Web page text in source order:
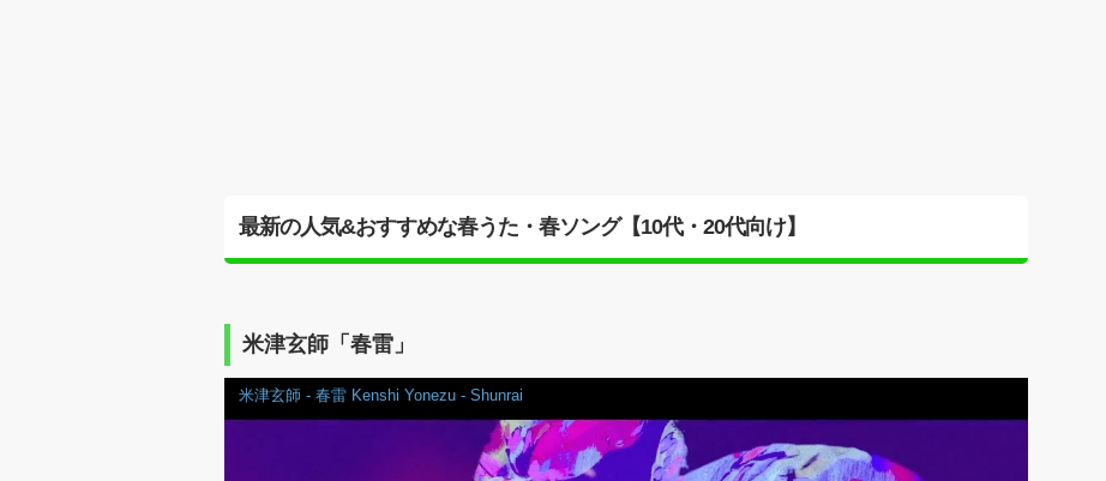
最新の人気&おすすめな春うた・春ソング【10代・20代向け】
米津玄師「春雷」
米津玄師 - 春雷 Kenshi Yonezu - Shunrai